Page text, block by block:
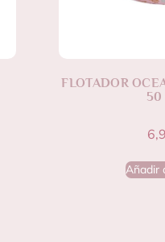
FLOTADOR
50
Añadir